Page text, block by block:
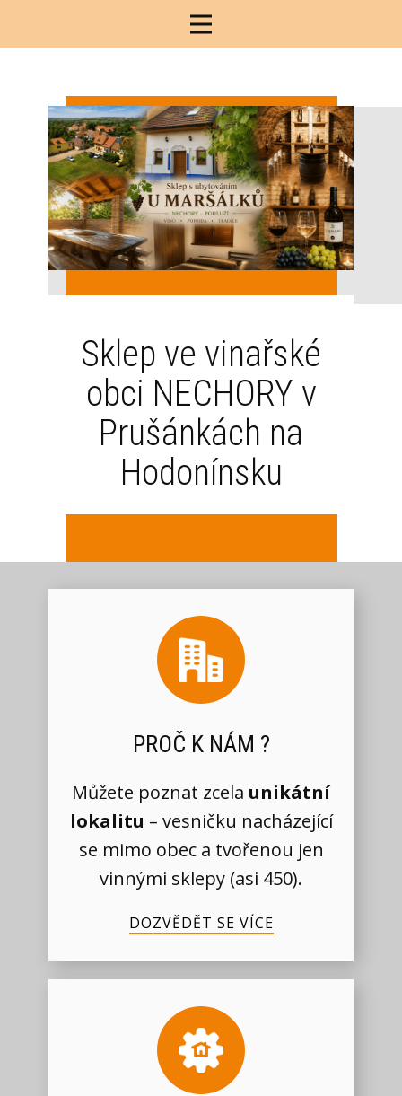
Sklep ve vinařské
obci NECHORY v
Prušánkách na
Hodonínsku
PROČ K NÁM ?
Můžete poznat zcela unikátní
lokalitu – vesničku nacházející
se mimo obec a tvořenou jen
vinnými sklepy (asi 450).
DOZVĚDĚT SE VÍCE